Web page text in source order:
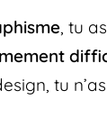
, tu
tu